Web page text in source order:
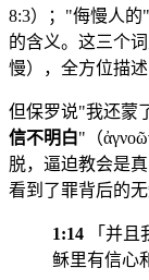
8:3）；"侮慢人的"
的含义。这三个
慢），全方位描
但保罗说"我还蒙
信不明白"（
脱，逼迫教会是
看到了罪背后的
1:14 「并且
稣里有信心